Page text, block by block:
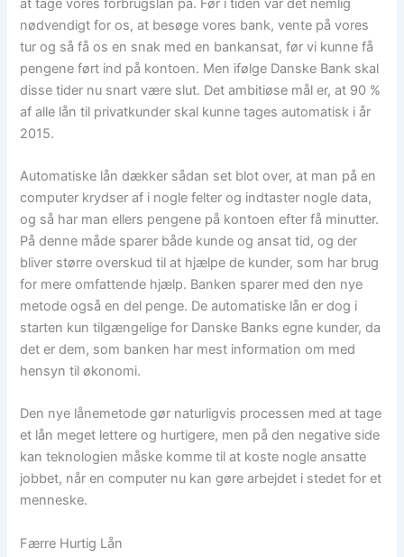
at tage vores forbrugslån på. Før i tiden var det nemlig
nødvendigt for os, at besøge vores bank, vente på vores
tur og så få os en snak med en bankansat, før vi kunne få
pengene ført ind på kontoen. Men ifølge Danske Bank skal
disse tider nu snart være slut. Det ambitiøse mål er, at 90 %
af alle lån til privatkunder skal kunne tages automatisk i år
2015.
Automatiske lån dækker sådan set blot over, at man på en
computer krydser af i nogle felter og indtaster nogle data,
og så har man ellers pengene på kontoen efter få minutter.
På denne måde sparer både kunde og ansat tid, og der
bliver større overskud til at hjælpe de kunder, som har brug
for mere omfattende hjælp. Banken sparer med den nye
metode også en del penge. De automatiske lån er dog i
starten kun tilgængelige for Danske Banks egne kunder, da
det er dem, som banken har mest information om med
hensyn til økonomi.
Den nye lånemetode gør naturligvis processen med at tage
et lån meget lettere og hurtigere, men på den negative side
kan teknologien måske komme til at koste nogle ansatte
jobbet, når en computer nu kan gøre arbejdet i stedet for et
menneske.
Færre Hurtig Lån